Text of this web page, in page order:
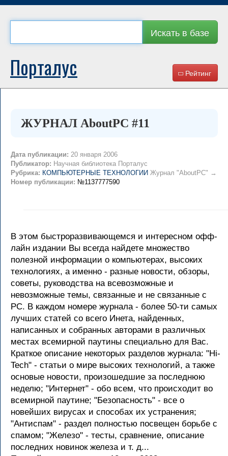
Искать в базе
Рейтинг
Порталус
ЖУРНАЛ AboutPC #11
Дата публикации: 20 января 2006
Публикатор: Научная библиотека Порталус
Рубрика: КОМПЬЮТЕРНЫЕ ТЕХНОЛОГИИ Журнал "AboutPC" →
Номер публикации: №1137777590
В этом быстроразвивающемся и интересном офф-
лайн издании Вы всегда найдете множество
полезной информации о компьютерах, высоких
технологиях, а именно - разные новости, обзоры,
советы, руководства на всевозможные и
невозможные темы, связанные и не связанные с
PC. В каждом номере журнала - более 50-ти самых
лучших статей со всего Инета, найденных,
написанных и собранных авторами в различных
местах всемирной паутины специально для Вас.
Краткое описание некоторых разделов журнала: "Hi-
Tech" - статьи о мире выcоких технологий, а также
основые новости, произошедшие за последнюю
неделю; "Интернет" - обо всем, что происходит во
всемирной паутине; "Безопасность" - все о
новейших вирусах и способах их устранения;
"Антиспам" - раздел полностью посвещен борьбе с
спамом; "Железо" - тесты, сравнение, описание
последних новинок железа и т. д...